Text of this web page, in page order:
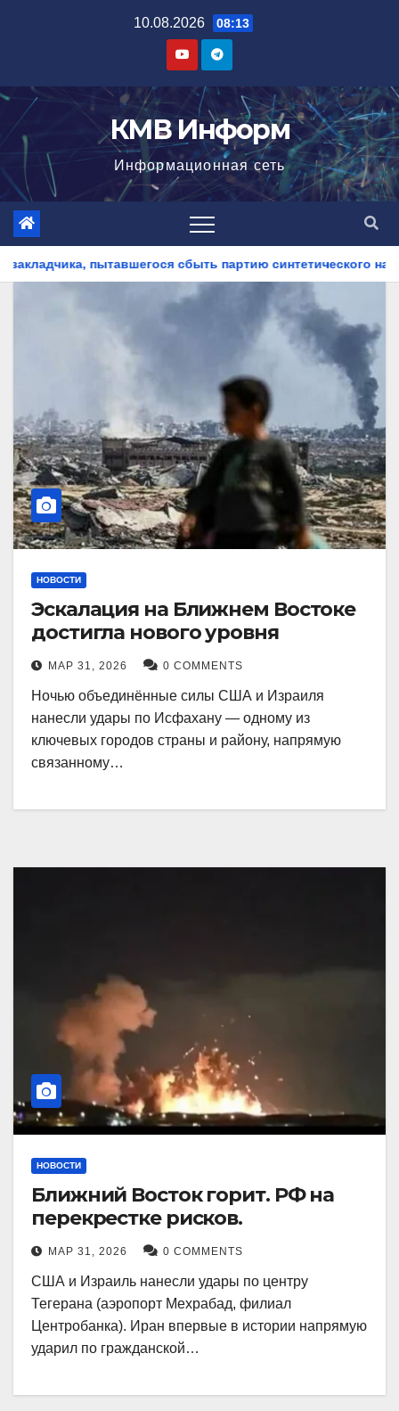
10.08.2026 08:13
КМВ Информ
Информационная сеть
партию синтетического наркотика На
НОВОСТИ
Эскалация на Ближнем Востоке
достигла нового уровня
МАР 31, 2026 0 COMMENTS
Ночью объединённые силы США и Израиля
нанесли удары по Исфахану — одному из
ключевых городов страны и району, напрямую
связанному…
НОВОСТИ
Ближний Восток горит. РФ на
перекрестке рисков.
МАР 31, 2026 0 COMMENTS
США и Израиль нанесли удары по центру
Тегерана (аэропорт Мехрабад, филиал
Центробанка). Иран впервые в истории напрямую
ударил по гражданской…